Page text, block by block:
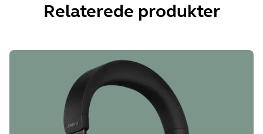
Relaterede produkter